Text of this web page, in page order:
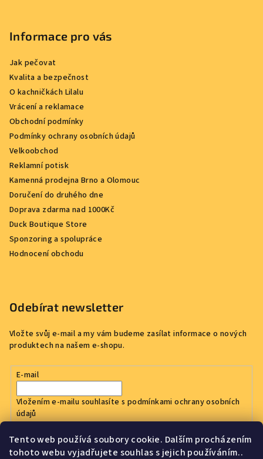
Tento web používá soubory cookie. Dalším procházením
tohoto webu vyjadřujete souhlas s jejich používáním..
Informace pro vás
Jak pečovat
Kvalita a bezpečnost
O kachničkách Lilalu
Vrácení a reklamace
Obchodní podmínky
Podmínky ochrany osobních údajů
Velkoobchod
Reklamní potisk
Kamenná prodejna Brno a Olomouc
Doručení do druhého dne
Doprava zdarma nad 1000Kč
Duck Boutique Store
Sponzoring a spolupráce
Hodnocení obchodu
Odebírat newsletter
Vložte svůj e-mail a my vám budeme zasílat informace o nových
produktech na našem e-shopu.
E-mail
Vložením e-mailu souhlasíte s podmínkami ochrany osobních
údajů
Přihlásit se